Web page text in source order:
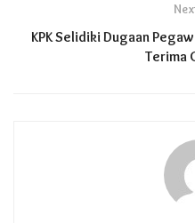
KPK Selidiki Dugaan
Terima